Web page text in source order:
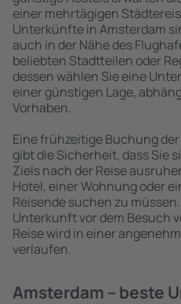
einer mehrtägigen
Unterkünfte in Amsterdam
auch in der Nähe des
beliebten Stadtteilen oder
dessen wählen Sie eine
einer günstigen Lage,
Vorhaben.
Eine frühzeitige Buchung
gibt die Sicherheit, dass Sie
Ziels nach der Reise
Hotel, einer Wohnung oder
Reisende suchen zu
Unterkunft vor dem Besuch
Reise wird in einer
verlaufen.
Amsterdam – beste